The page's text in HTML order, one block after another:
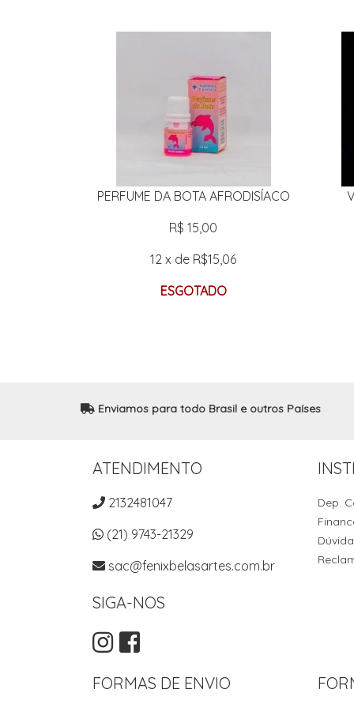
PERFUME DA BOTA AFRODISÍACO
R$ 15,00
12 x de R$15,06
ESGOTADO
Enviamos para todo Brasil e outros Países
ATENDIMENTO
2132481047
(21) 9743-21329
sac@fenixbelasartes.com.br
SIGA-NOS
Dep.
FORMAS DE ENVIO